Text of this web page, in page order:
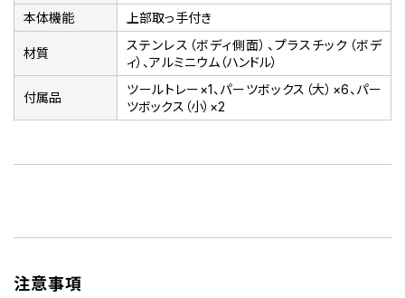
本体機能
上部取っ手付き
材質
ステンレス（ボディ側面）、プラスチック（ボデ
ィ）、アルミニウム（ハンドル）
付属品
ツールトレー×1、パーツボックス（大）×6、パー
ツボックス（小）×2
注意事項